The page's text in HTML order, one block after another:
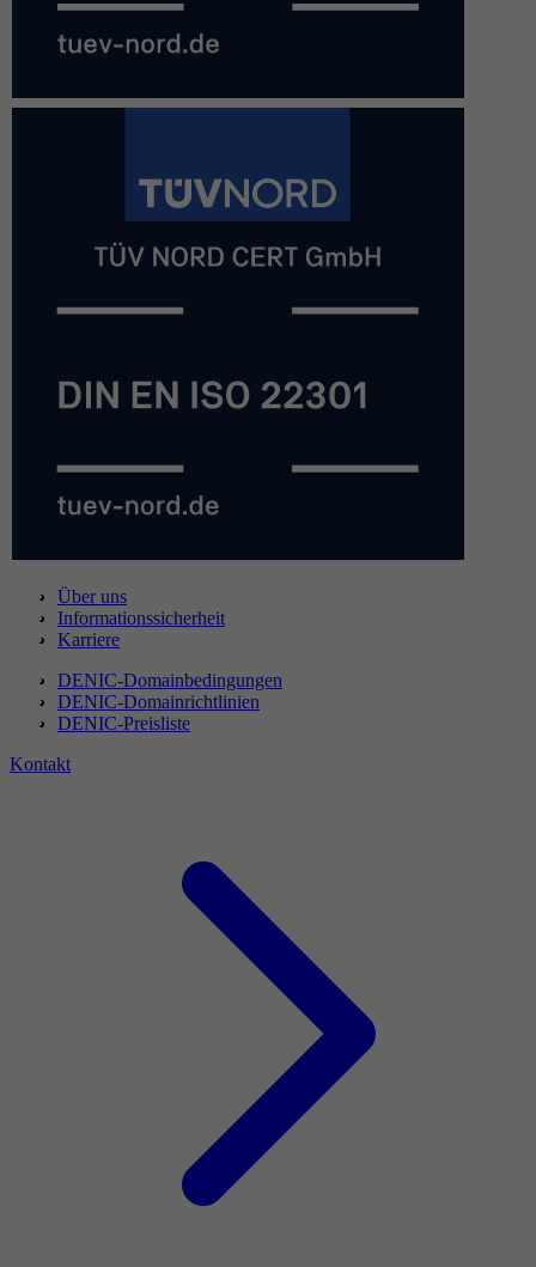
Über uns
Informationssicherheit
Karriere
DENIC-Domainbedingungen
DENIC-Domainrichtlinien
DENIC-Preisliste
Kontakt